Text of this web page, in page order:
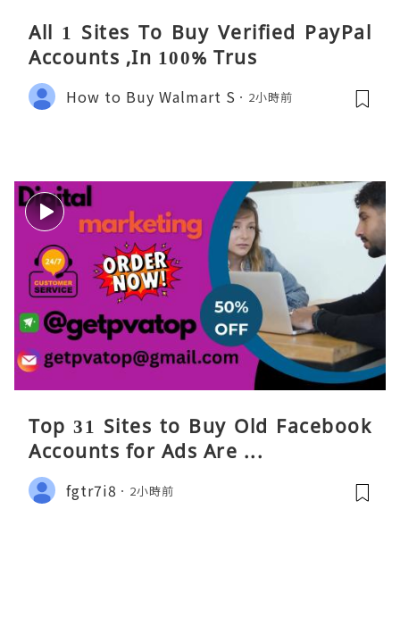
All 1 Sites To Buy Verified PayPal
Accounts ,In 100% Trus
How to Buy Walmart S 2小時前
Top 31 Sites to Buy Old Facebook
Accounts​ for Ads Are ...
fgtr7i8 2小時前